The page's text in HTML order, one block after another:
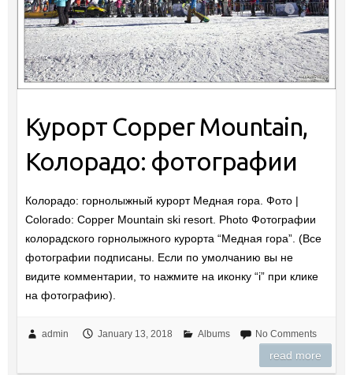
Курорт Copper Mountain,
Колорадо: фотографии
Колорадо: горнолыжный курорт Медная гора. Фото |
Colorado: Copper Mountain ski resort. Photo Фотографии
колорадского горнолыжного курорта “Медная гора”. (Все
фотографии подписаны. Если по умолчанию вы не
видите комментарии, то нажмите на иконку “i” при клике
на фотографию).
admin January 13, 2018 Albums No Comments
read more